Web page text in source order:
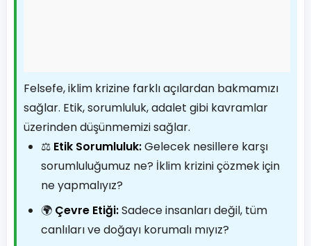
Felsefe, iklim krizine farklı açılardan bakmamızı
sağlar. Etik, sorumluluk, adalet gibi kavramlar
üzerinden düşünmemizi sağlar.
⚖️ Etik Sorumluluk:Gelecek nesillere karşı
sorumluluğumuz ne? İklim krizini çözmek için
ne yapmalıyız?
🌍 Çevre Etiği:Sadece insanları değil, tüm
canlıları ve doğayı korumalı mıyız?